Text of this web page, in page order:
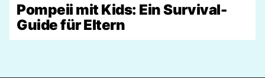
Pompeii mit Kids: Ein Survival-
Guide für Eltern